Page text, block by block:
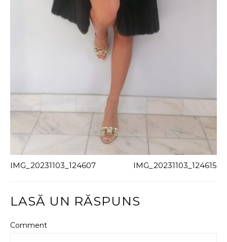
IMG_20231103_124607 IMG_20231103_124615
LASĂ UN RĂSPUNS
Comment